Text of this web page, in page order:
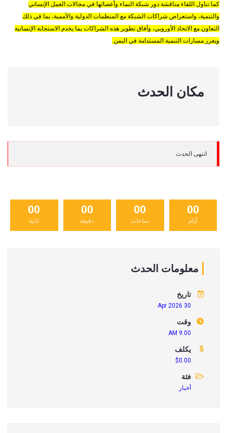
كما تناول اللقاء مناقشة دور شبكة النماء وأعضائها في مجالات العمل الإنساني
والتنمية، واستعراض شراكات الشبكة مع المنظمات الدولية والأممية، بما في ذلك
التعاون مع الاتحاد الأوروبي، وآفاق تطوير هذه الشراكات بما يخدم الاستجابة الإنسانية
ويعزز مسارات التنمية المستدامة في اليمن.
مكان الحدث
انتهى الحدث
00
أيام
00
ساعات
00
دقيقة
00
ثانية
معلومات الحدث
تاريخ
30 Apr 2026
وقت
9:00 AM
يكلف
$0.00
فئة
أخبار